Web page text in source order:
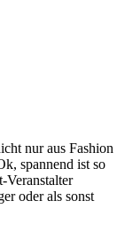
nur aus Fashion
spannend ist so
Veranstalter
oder als sonst